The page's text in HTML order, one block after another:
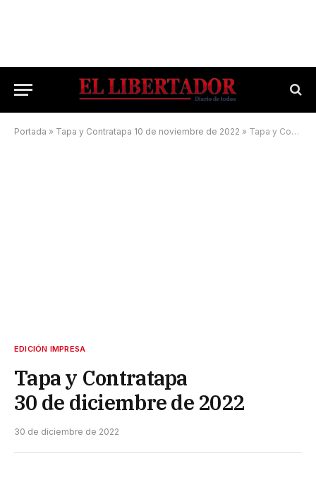
Portada » Tapa y Contratapa 10 de noviembre de 2022 » Tapa y Contratapa 30 de diciembre de 2022
EDICIÓN IMPRESA
Tapa y Contratapa
30 de diciembre de 2022
30 de diciembre de 2022